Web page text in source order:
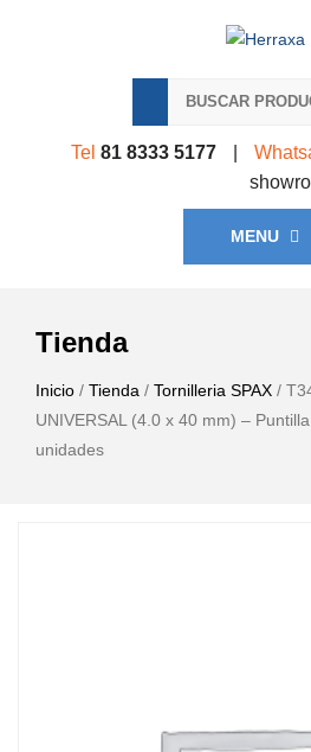
Tel 81 8333 5177
MENU
Tienda
Inicio / Tienda / Tornilleria SPAX /
UNIVERSAL (4.0 x 40 mm) –
unidades